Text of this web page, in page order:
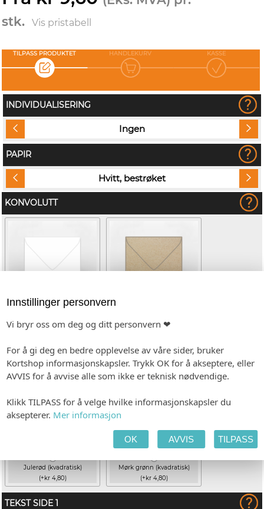
stk.
Vis pristabell
TILPASS PRODUKTET HANDLEKURV KASSE
INDIVIDUALISERING
Ingen
PAPIR
Hvitt, bestrøket
KONVOLUTT
Julerød (kvadratisk)
(+kr 4,80)
Mørk grønn (kvadratisk)
(+kr 4,80)
TEKST SIDE 1
Innstillinger personvern
Vi bryr oss om deg og ditt personvern ❤
For å gi deg en bedre opplevelse av våre sider, bruker
Kortshop informasjonskapsler. Trykk OK for å akseptere, eller
AVVIS for å avvise alle som ikke er teknisk nødvendige.
Klikk TILPASS for å velge hvilke informasjonskapsler du
aksepterer. Mer informasjon
OK AVVIS TILPASS